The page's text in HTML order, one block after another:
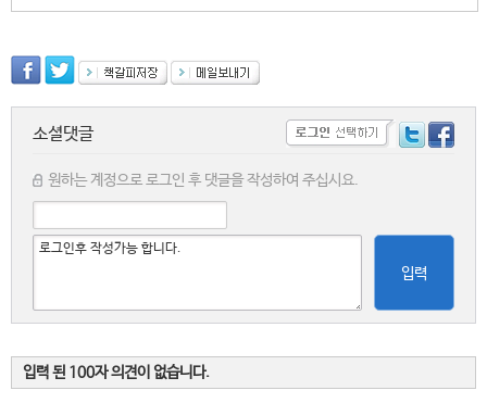
소셜댓글
원하는 계정으로 로그인 후 댓글을 작성하여 주십시요.
입력
입력 된 100자 의견이 없습니다.